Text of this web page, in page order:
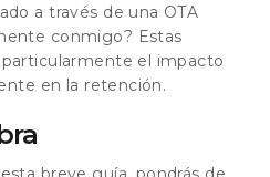
a través de una OTA
conmigo? Estas
el impacto
en la retención.